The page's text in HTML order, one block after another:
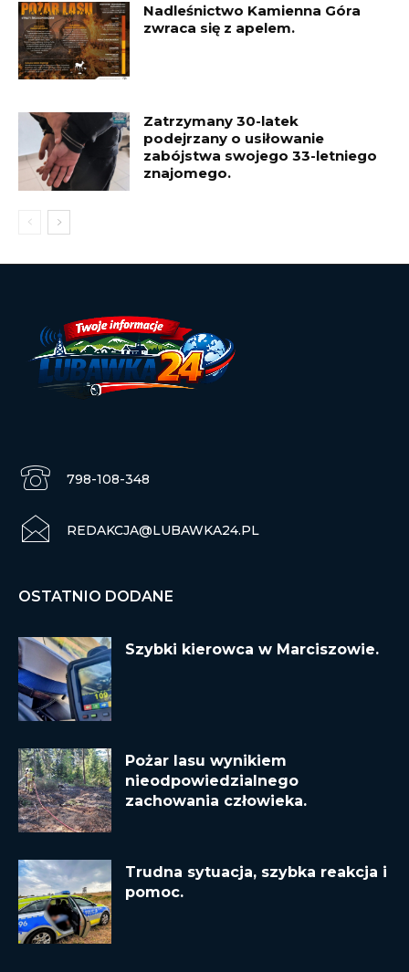
Nadleśnictwo Kamienna Góra
zwraca się z apelem.
Zatrzymany 30-latek
podejrzany o usiłowanie
zabójstwa swojego 33-letniego
znajomego.
798-108-348
REDAKCJA@LUBAWKA24.PL
OSTATNIO DODANE
Szybki kierowca w Marciszowie.
Pożar lasu wynikiem
nieodpowiedzialnego
zachowania człowieka.
Trudna sytuacja, szybka reakcja i
pomoc.